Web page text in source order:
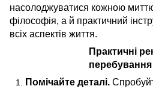
насолоджуватися кожною
філософія, а й практичний
всіх аспектів життя.
Практичні
перебування
Помічайте деталі.